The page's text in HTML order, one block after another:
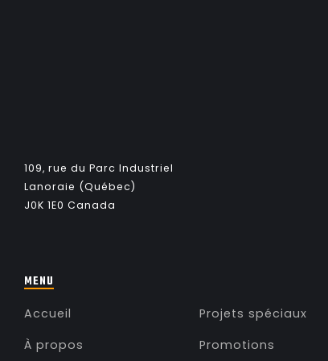
109, rue du Parc Industriel
Lanoraie (Québec)
J0K 1E0 Canada
MENU
Accueil
À propos
Projets spéciaux
Promotions